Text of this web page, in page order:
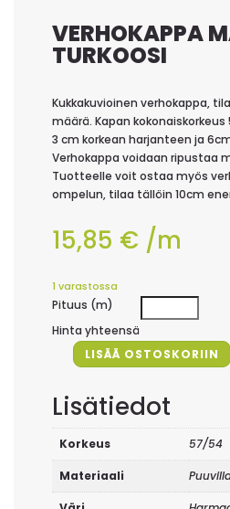
VERHOKAPPA
TURKOOSI
Kukkakuvioinen verhokappa,
määrä. Kapan
3 cm korkean harjanteen ja
Verhokappa voidaan ripustaa
Tuotteelle voit ostaa myös
ompelun, tilaa tällöin 10cm
15,85 € /m
1 varastossa
Pituus (m)
Hinta yhteensä
Verhokappa
turkoosi
määrä
LISÄÄ OSTOSKORIIN
Lisätiedot
Korkeus 57/54
Materiaali